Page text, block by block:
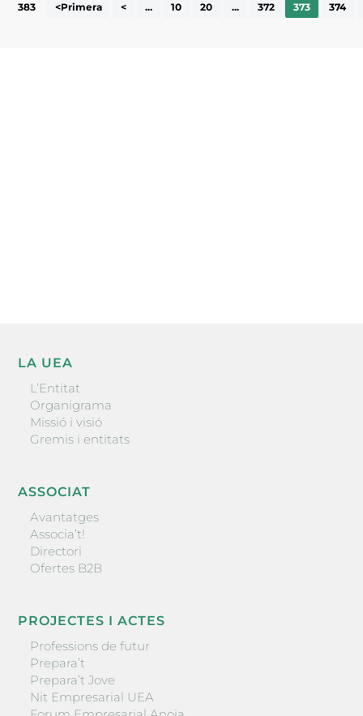
383
<Primera < ... 10 20 ... 372 373 374
LA UEA
L’Entitat
Organigrama
Missió i visió
Gremis i entitats
ASSOCIAT
Avantatges
Associa’t!
Directori
Ofertes B2B
PROJECTES I ACTES
Professions de futur
Prepara’t
Prepara’t Jove
Nit Empresarial UEA